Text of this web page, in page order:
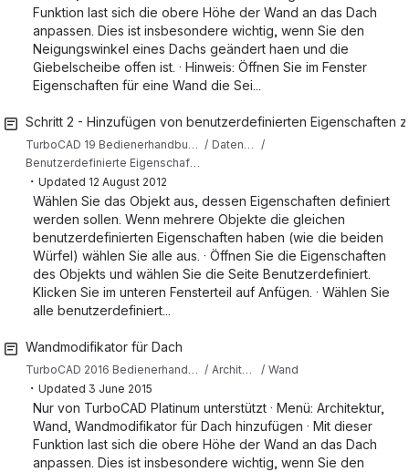
Funktion last sich die obere Höhe der Wand an das Dach
anpassen. Dies ist insbesondere wichtig, wenn Sie den
Neigungswinkel eines Dachs geändert haen und die
Giebelscheibe offen ist. · Hinweis: Öffnen Sie im Fenster
Eigenschaften für eine Wand die Sei...
Schritt 2 - Hinzufügen von benutzerdefinierten Eigenschaften
Benutzerdefinierte Eigenschaften, Datenbank und Berichte
・ Updated 12 August 2012
Wählen Sie das Objekt aus, dessen Eigenschaften definiert
werden sollen. Wenn mehrere Objekte die gleichen
benutzerdefinierten Eigenschaften haben (wie die beiden
Würfel) wählen Sie alle aus. · Öffnen Sie die Eigenschaften
des Objekts und wählen Sie die Seite Benutzerdefiniert.
Klicken Sie im unteren Fensterteil auf Anfügen. · Wählen Sie
alle benutzerdefiniert...
Wandmodifikator für Dach
Wand
・ Updated 3 June 2015
Nur von TurboCAD Platinum unterstützt · Menü: Architektur,
Wand, Wandmodifikator für Dach hinzufügen · Mit dieser
Funktion last sich die obere Höhe der Wand an das Dach
anpassen. Dies ist insbesondere wichtig, wenn Sie den